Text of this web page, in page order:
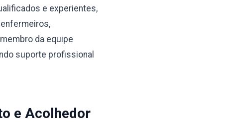
e experientes,
da equipe
suporte profissional
e Acolhedor